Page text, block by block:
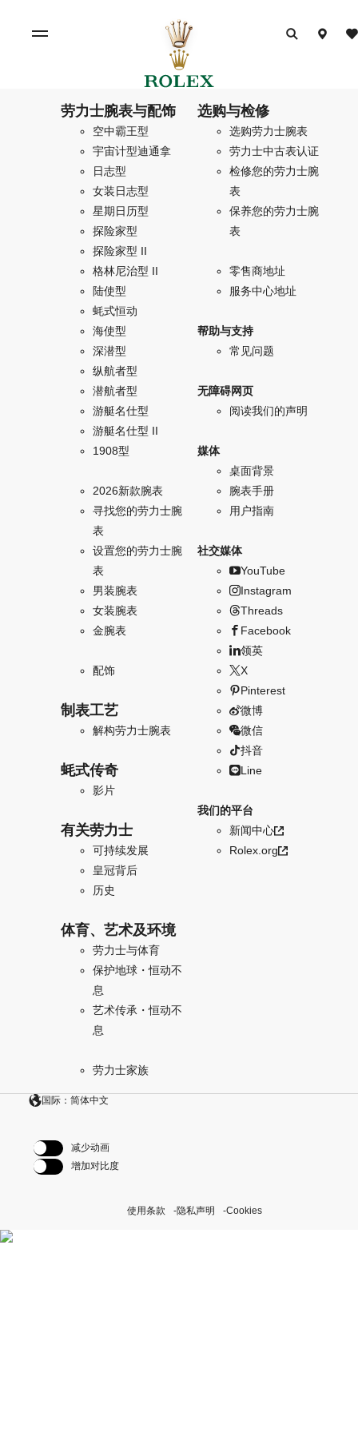
劳力士腕表与配饰
空中霸王型
宇宙计型迪通拿
日志型
女装日志型
星期日历型
探险家型
探险家型 II
格林尼治型 II
陆使型
蚝式恒动
海使型
深潜型
纵航者型
潜航者型
游艇名仕型
游艇名仕型 II
1908型
2026新款腕表
寻找您的劳力士腕
表
设置您的劳力士腕
表
男装腕表
女装腕表
金腕表
配饰
制表工艺
解构劳力士腕表
蚝式传奇
影片
有关劳力士
可持续发展
皇冠背后
历史
体育、艺术及环境
劳力士与体育
保护地球・恒动不
息
艺术传承・恒动不
息
劳力士家族
选购与检修
选购劳力士腕表
劳力士中古表认证
检修您的劳力士腕
表
保养您的劳力士腕
表
零售商地址
服务中心地址
帮助与支持
常见问题
无障碍网页
阅读我们的声明
媒体
桌面背景
腕表手册
用户指南
社交媒体
YouTube
Instagram
Threads
Facebook
领英
X
Pinterest
微博
微信
抖音
Line
我们的平台
新闻中心
Rolex.org
国际：简体中文
减少动画
增加对比度
使用条款 隐私声明 Cookies